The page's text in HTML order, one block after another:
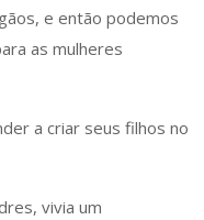
e então podemos
as mulheres
a criar seus filhos no
vivia um